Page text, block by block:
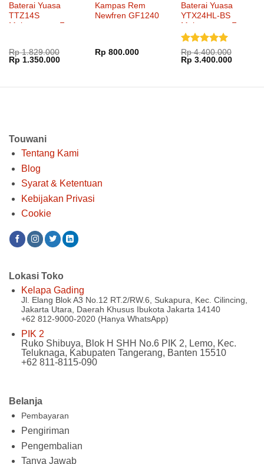
Baterai Yuasa
TTZ14S
Maintenance Free
Rp1.829.000
Harga
aslinya
Rp 1.350.000Harga
Rp 1.350.000.
Kampas Rem
Newfren GF1240
Rp 800.000
Baterai Yuasa
YTX24HL-BS
Maintenance Free
Dinilai5
dari 5
Rp4.400.000
Harga
aslinya
Rp 3.400.000Harga
Rp
Touwani
Tentang Kami
Blog
Syarat & Ketentuan
Kebijakan Privasi
Cookie
Belanja
Pembayaran
Pengiriman
Pengembalian
Tanya Jawab
Lokasi Toko
Kelapa Gading
Jl. Elang Blok A3 No.12 RT.2/RW.6, Sukapura, Kec. Cilincing,
Jakarta Utara, Daerah Khusus Ibukota Jakarta 14140
+62 812-9000-2020 (Hanya WhatsApp)
PIK 2
Ruko Shibuya, Blok H SHH No.6 PIK 2, Lemo, Kec.
Teluknaga, Kabupaten Tangerang, Banten 15510
+62 811-8115-090